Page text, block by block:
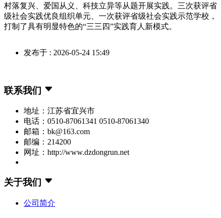
村落复兴、爱国从义、科技立异等从题开展实践。三次获评省
级社会实践优良组织单元、一次获评省级社会实践示范学校，
打制了具有明显特色的“三三四”实践育人新模式。
发布于 : 2026-05-24 15:49
联系我们
地址：江苏省宜兴市
电话：0510-87061341 0510-87061340
邮箱：bk@163.com
邮编：214200
网址：http://www.dzdongrun.net
关于我们
公司简介